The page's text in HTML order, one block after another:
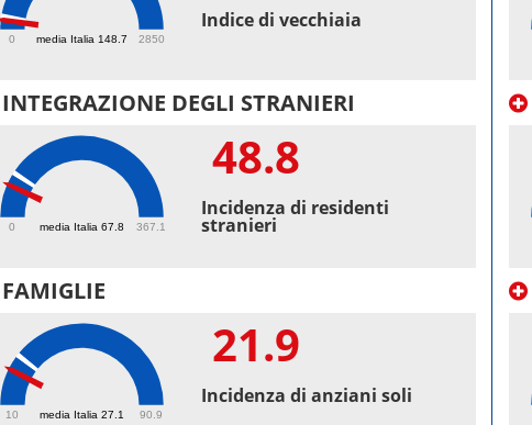
media Italia 148.7
0 2850
Indice di vecchiaia
INTEGRAZIONE DEGLI STRANIERI
media Italia 67.8
0 367.1
48.8
Incidenza di residenti
stranieri
FAMIGLIE
media Italia 27.1
10 90.9
21.9
Incidenza di anziani soli